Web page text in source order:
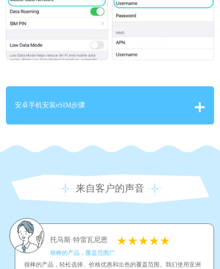
安卓手机安装eSIM步骤
来自客户的声音
托马斯·特雷瓦尼恩
很棒的产品，覆盖范围广
很棒的产品，轻松选择、价格优惠和出色的覆盖范围。我们使用亚洲